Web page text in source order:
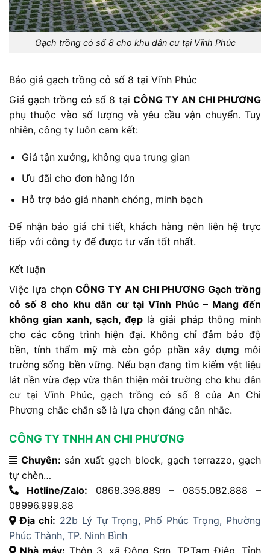
Gạch trồng cỏ số 8 cho khu dân cư tại Vĩnh Phúc
Báo giá gạch trồng cỏ số 8 tại Vĩnh Phúc
Giá gạch trồng cỏ số 8 tại CÔNG TY AN CHI PHƯƠNG
phụ thuộc vào số lượng và yêu cầu vận chuyển. Tuy
nhiên, công ty luôn cam kết:
Giá tận xưởng, không qua trung gian
Ưu đãi cho đơn hàng lớn
Hỗ trợ báo giá nhanh chóng, minh bạch
Để nhận báo giá chi tiết, khách hàng nên liên hệ trực
tiếp với công ty để được tư vấn tốt nhất.
Kết luận
Việc lựa chọnCÔNG TY AN CHI PHƯƠNG Gạch trồng
cỏ số 8 cho khu dân cư tại Vĩnh Phúc – Mang đến
không gian xanh, sạch, đẹplà giải pháp thông minh
cho các công trình hiện đại. Không chỉ đảm bảo độ
bền, tính thẩm mỹ mà còn góp phần xây dựng môi
trường sống bền vững. Nếu bạn đang tìm kiếm vật liệu
lát nền vừa đẹp vừa thân thiện môi trường cho khu dân
cư tại Vĩnh Phúc, gạch trồng cỏ số 8 của An Chi
Phương chắc chắn sẽ là lựa chọn đáng cân nhắc.
CÔNG TY TNHH AN CHI PHƯƠNG
Chuyên: sản xuất gạch block, gạch terrazzo, gạch
tự chèn…
Hotline/Zalo: 0868.398.889 – 0855.082.888 –
08996.999.88
Địa chỉ: 22b Lý Tự Trọng, Phố Phúc Trọng, Phường
Phúc Thành, TP. Ninh Bình